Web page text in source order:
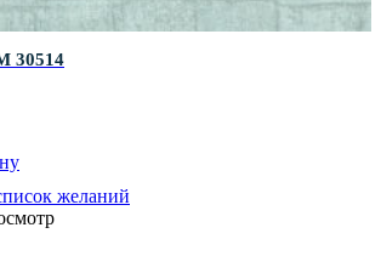
30514
желаний